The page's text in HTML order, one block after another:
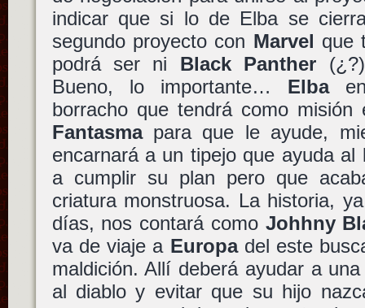
indicar que si lo de Elba se
segundo proyecto con Marvel que
podrá ser ni Black Panther
Bueno, lo importante… Elba
borracho que tendrá como
Fantasmapara que le ayude,
encarnará a un tipejo que ayuda al
a cumplir su plan pero que
criatura monstruosa. La historia,
días, nos contará como Johhny
va de viaje a Europadel este
maldición. Allí deberá ayudar a
al diablo y evitar que su hijo